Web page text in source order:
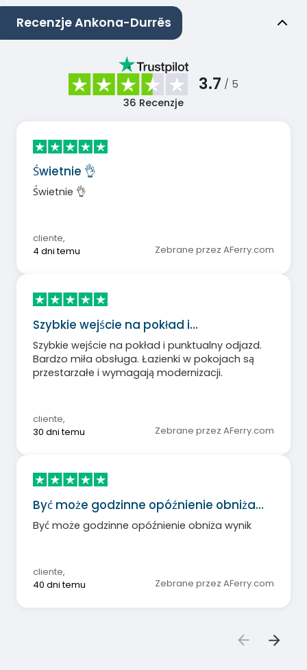
Recenzje Ankona-Durrës
3.7 / 5
36 Recenzje
Świetnie 👌
Świetnie 👌
cliente,
4 dni temu
Zebrane przez AFerry.com
Szybkie wejście na pokład i…
Szybkie wejście na pokład i punktualny odjazd.
Bardzo miła obsługa. Łazienki w pokojach są
przestarzałe i wymagają modernizacji.
cliente,
30 dni temu
Zebrane przez AFerry.com
Być może godzinne opóźnienie obniża…
Być może godzinne opóźnienie obniża wynik
cliente,
40 dni temu
Zebrane przez AFerry.com